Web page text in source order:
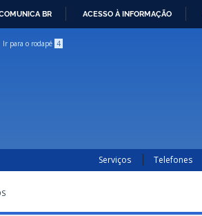
BR ACESSO À INFORMAÇÃO
Ir para o rodapé 4
Serviços Telefones